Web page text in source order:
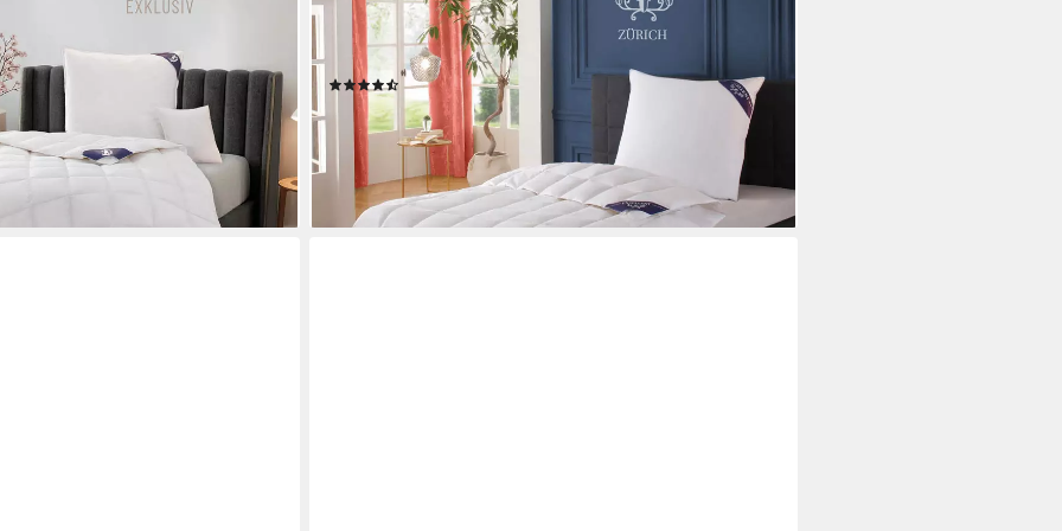
100% Daunen, Klasse 1, Downpass
Baumwolle, Made in Green,
5 Wärmeklassen & 8
bei dir
"Hoher Schlafkomfort" bewertet., Füllung: 100% Daunen,
Bezug: 100% Baumwolle, Bettdecke 135x200 cm,
155x220cm und weitere Größen, Made in Germany
(632)
ab 86,99 € UVP 219,00 €
-60%
lieferbar - in 3-4 Werktagen bei dir